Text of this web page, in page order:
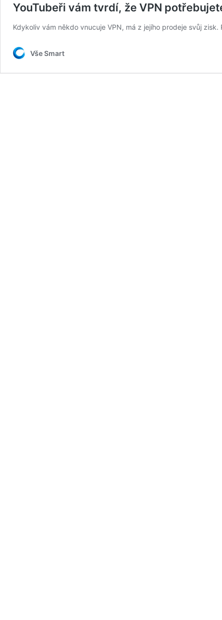
YouTubeři vám tvrdí, že VPN
Kdykoliv vám někdo vnucuje VPN, má z jejího prodeje svůj
Vše Smart